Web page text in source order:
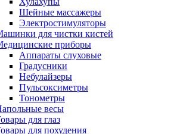
Шейные массажеры
Электростимуляторы
для чистки кистей
приборы
Аппараты слуховые
Градусники
Небулайзеры
Пульсоксиметры
Тонометры
весы
для глаз
для похудения